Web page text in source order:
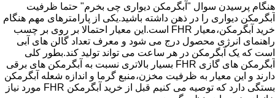
هنگام پرسیدن سوال "آبگرمکن دیواری چی بخرم" حتما ظرفیت
آبگرمکن دیواری را در ذهن داشته باشید.یکی از پارامترهای مهم هنگام
خرید آبگرمکن،معیار FHR است.این معیار احتمالا بر روی بر چسب
راهنمای انرژی محصول درج می شود و معرف تعداد گالن های آبی
است که یک آبگرمکن در هر ساعت می تواند تولید کند.بطور کلی
آبگرمکن های گازی FHR بسیار بالاتری نسبت به آبگرمکن های برقی
دارند و این معیار به ظرفیت مخزن،منبع گرما و اندازه شعله آبگرمکن
بستگی دارد که توصیه می کنیم قبل از خرید آبگرمکن FHR مورد نیاز